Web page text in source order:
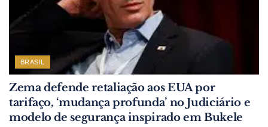
BRASIL
Zema defende retaliação aos EUA por
tarifaço, ‘mudança profunda’ no Judiciário e
modelo de segurança inspirado em Bukele